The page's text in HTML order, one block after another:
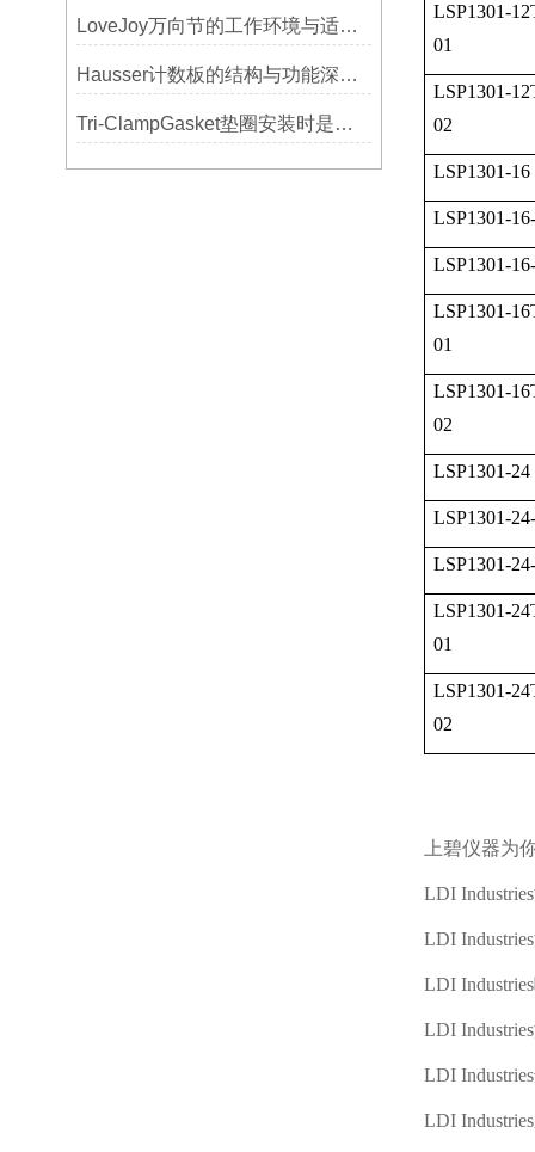
LoveJoy万向节的工作环境与适用范围
Hausser计数板的结构与功能深度解析
Tri-ClampGasket垫圈安装时是否需要涂抹润滑剂或密封脂？
LSP1301-
01
LSP1301-
02
LSP1301-16
LSP1301-
LSP1301-
LSP1301-
01
LSP1301-
02
LSP1301-24
LSP1301-
LSP1301-
LSP1301-
01
LSP1301-
02
上碧仪器为
LDI Industries
LDI Industries
LDI Industries
LDI Industries
LDI Industries
LDI Industries